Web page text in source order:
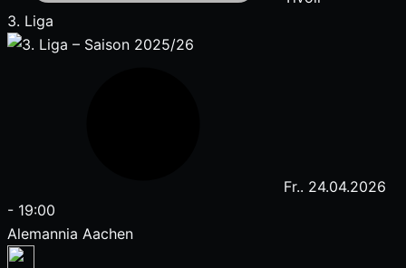
3. Liga
Fr.. 24.04.2026
- 19:00
Alemannia Aachen